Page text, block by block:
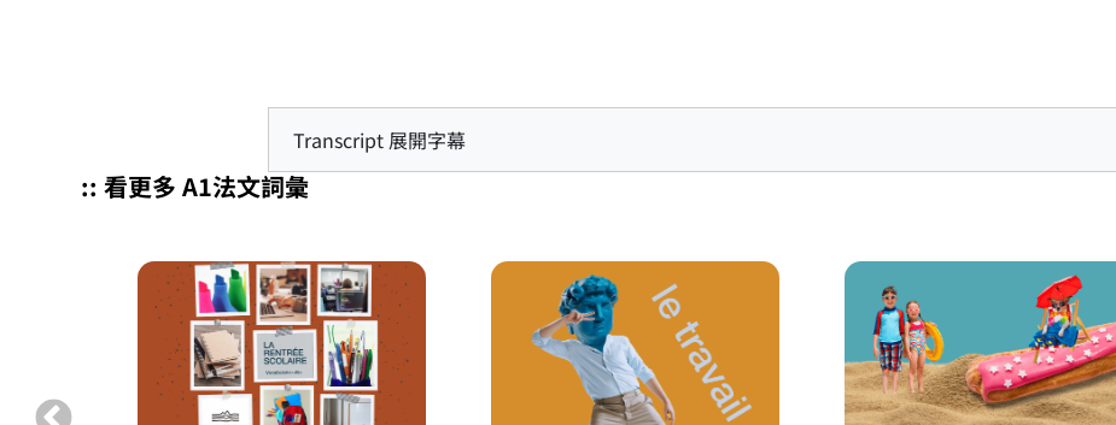
Transcript 展開字幕
:: 看更多 A1法文詞彙